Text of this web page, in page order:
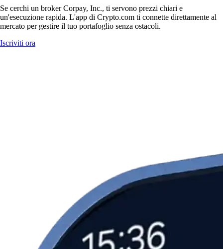
Se cerchi un broker Corpay, Inc., ti servono prezzi chiari e
un'esecuzione rapida. L'app di Crypto.com ti connette direttamente al
mercato per gestire il tuo portafoglio senza ostacoli.
Iscriviti ora